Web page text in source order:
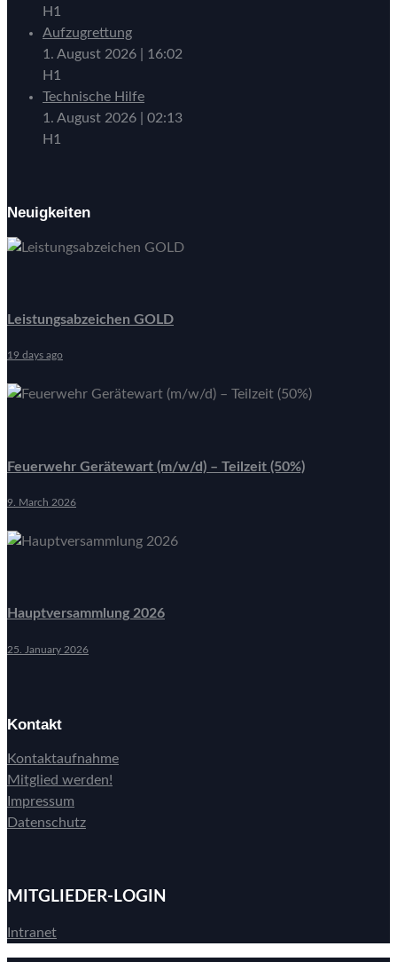
H1
Aufzugrettung
1. August 2026
16:02
H1
Technische Hilfe
1. August 2026
02:13
H1
Neuigkeiten
Leistungsabzeichen GOLD
19 days ago
Feuerwehr Gerätewart (m/w/d) – Teilzeit (50%)
9. March 2026
Hauptversammlung 2026
25. January 2026
Kontakt
Kontaktaufnahme
Mitglied werden!
Impressum
Datenschutz
MITGLIEDER-LOGIN
Intranet